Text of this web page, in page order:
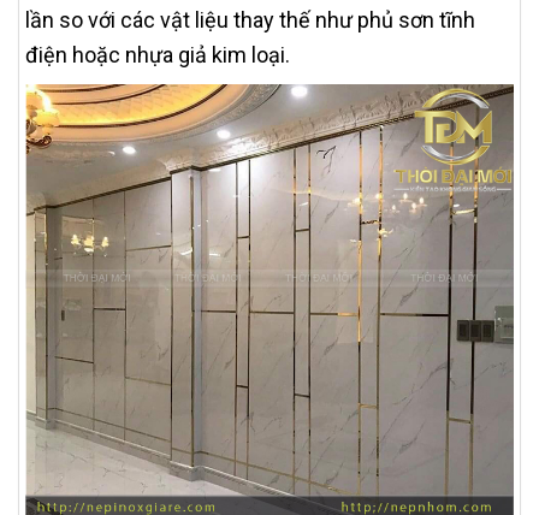
lần so với các vật liệu thay thế như phủ sơn tĩnh
điện hoặc nhựa giả kim loại.